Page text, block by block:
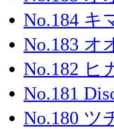
No.184 キ
No.183 オ
No.182 ヒ
No.181
No.180 ツ